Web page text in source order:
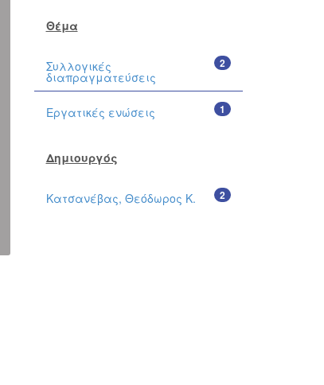
Θέμα
2
Συλλογικές
διαπραγματεύσεις
1
Εργατικές ενώσεις
Δημιουργός
2
Κατσανέβας, Θεόδωρος Κ.